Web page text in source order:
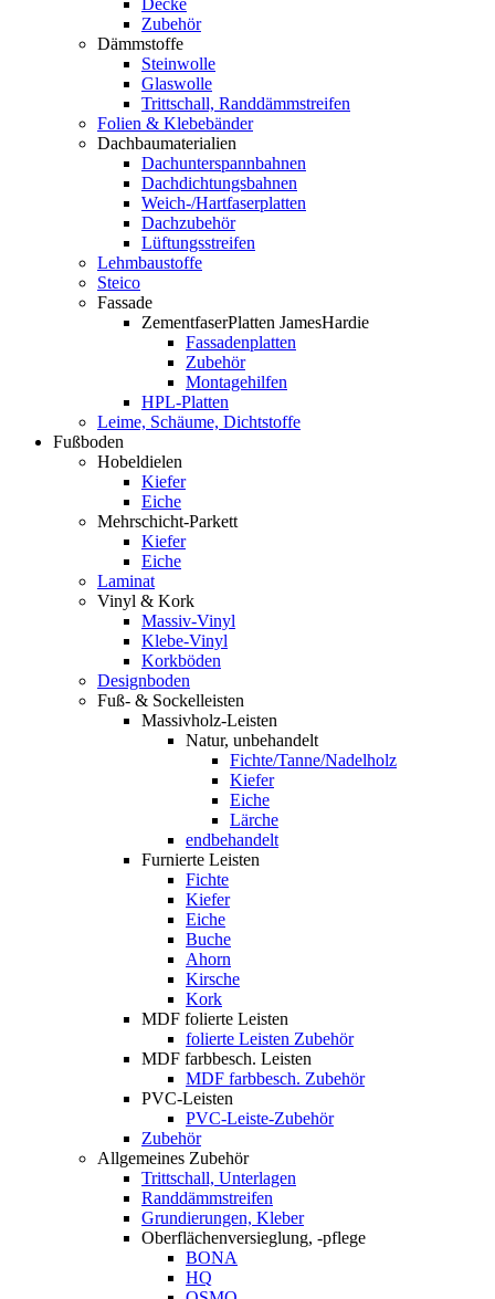
Decke
Zubehör
Dämmstoffe
Steinwolle
Glaswolle
Trittschall, Randdämmstreifen
Folien & Klebebänder
Dachbaumaterialien
Dachunterspannbahnen
Dachdichtungsbahnen
Weich-/Hartfaserplatten
Dachzubehör
Lüftungsstreifen
Lehmbaustoffe
Steico
Fassade
ZementfaserPlatten JamesHardie
Fassadenplatten
Zubehör
Montagehilfen
HPL-Platten
Leime, Schäume, Dichtstoffe
Fußboden
Hobeldielen
Kiefer
Eiche
Mehrschicht-Parkett
Kiefer
Eiche
Laminat
Vinyl & Kork
Massiv-Vinyl
Klebe-Vinyl
Korkböden
Designboden
Fuß- & Sockelleisten
Massivholz-Leisten
Natur, unbehandelt
Fichte/Tanne/Nadelholz
Kiefer
Eiche
Lärche
endbehandelt
Furnierte Leisten
Fichte
Kiefer
Eiche
Buche
Ahorn
Kirsche
Kork
MDF folierte Leisten
folierte Leisten Zubehör
MDF farbbesch. Leisten
MDF farbbesch. Zubehör
PVC-Leisten
PVC-Leiste-Zubehör
Zubehör
Allgemeines Zubehör
Trittschall, Unterlagen
Randdämmstreifen
Grundierungen, Kleber
Oberflächenversieglung, -pflege
BONA
HQ